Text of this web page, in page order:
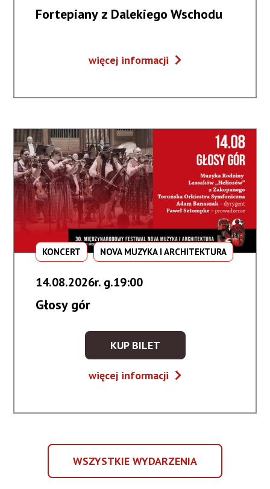
Fortepiany z Dalekiego Wschodu
więcej informacji
Fortepiany
Wschodu
KONCERT NOVA MUZYKA I ARCHITEKTURA
14.08.2026r. g.19:00
Głosy gór
KUP BILET
KUP
NA
więcej informacji
Głosy
WSZYSTKIE WYDARZENIA
WSZYSTKIE
WYDARZENIA